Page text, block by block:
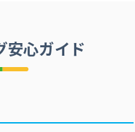
安心ガイド